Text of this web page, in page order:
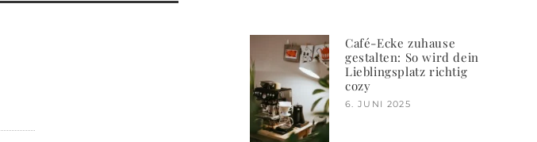
Café-Ecke zuhause
gestalten: So wird dein
Lieblingsplatz richtig
cozy
6. JUNI 2025